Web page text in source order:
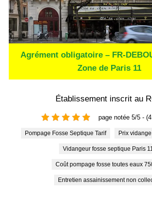
Agrément obligatoire – FR-
Zone de Paris 11
Établissement inscrit au
page notée 5/5 -
Pompage Fosse Septique Tarif Prix
Vidangeur fosse septique Paris
Coût pompage fosse toutes eaux
Entretien assainissement non